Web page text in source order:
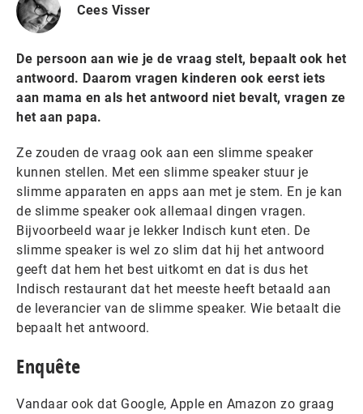
Cees Visser
De persoon aan wie je de vraag stelt, bepaalt ook het
antwoord. Daarom vragen kinderen ook eerst iets
aan mama en als het antwoord niet bevalt, vragen ze
het aan papa.
Ze zouden de vraag ook aan een slimme speaker
kunnen stellen. Met een slimme speaker stuur je
slimme apparaten en apps aan met je stem. En je kan
de slimme speaker ook allemaal dingen vragen.
Bijvoorbeeld waar je lekker Indisch kunt eten. De
slimme speaker is wel zo slim dat hij het antwoord
geeft dat hem het best uitkomt en dat is dus het
Indisch restaurant dat het meeste heeft betaald aan
de leverancier van de slimme speaker. Wie betaalt die
bepaalt het antwoord.
Enquête
Vandaar ook dat Google, Apple en Amazon zo graag